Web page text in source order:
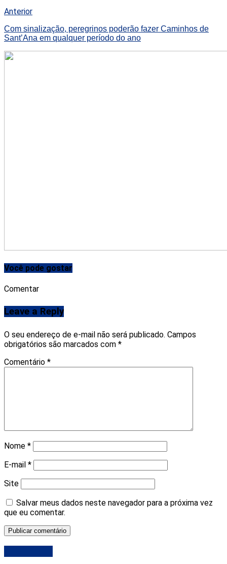
Anterior
Com sinalização, peregrinos poderão fazer Caminhos de
Sant’Ana em qualquer período do ano
Você pode gostar
Comentar
Leave a Reply
O seu endereço de e-mail não será publicado. Campos
obrigatórios são marcados com *
Comentário *
Nome *
E-mail *
Site
Salvar meus dados neste navegador para a próxima vez
que eu comentar.